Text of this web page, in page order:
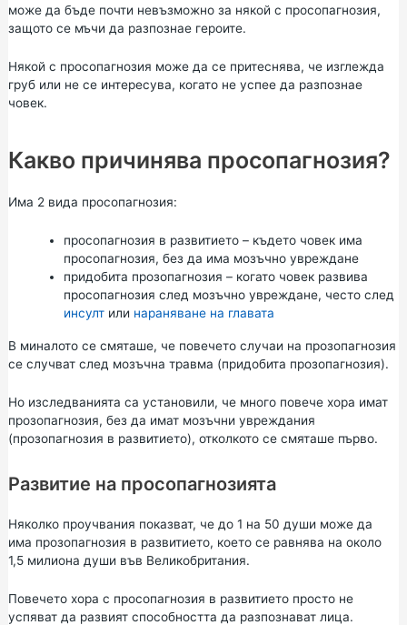
може да бъде почти невъзможно за някой с просопагнозия,
защото се мъчи да разпознае героите.
Някой с просопагнозия може да се притеснява, че изглежда
груб или не се интересува, когато не успее да разпознае
човек.
Какво причинява просопагнозия?
Има 2 вида просопагнозия:
просопагнозия в развитието – където човек има
просопагнозия, без да има мозъчно увреждане
придобита прозопагнозия – когато човек развива
просопагнозия след мозъчно увреждане, често след
инсултили нараняване на главата
В миналото се смяташе, че повечето случаи на прозопагнозия
се случват след мозъчна травма (придобита прозопагнозия).
Но изследванията са установили, че много повече хора имат
прозопагнозия, без да имат мозъчни увреждания
(прозопагнозия в развитието), отколкото се смяташе първо.
Развитие на просопагнозията
Няколко проучвания показват, че до 1 на 50 души може да
има прозопагнозия в развитието, което се равнява на около
1,5 милиона души във Великобритания.
Повечето хора с просопагнозия в развитието просто не
успяват да развият способността да разпознават лица.